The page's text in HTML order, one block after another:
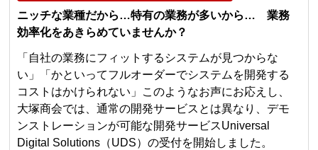
ニッチな業種だから…特有の業務が多いから… 業務
効率化をあきらめていませんか？
「自社の業務にフィットするシステムが見つからな
い」「かといってフルオーダーでシステムを開発する
コストはかけられない」このようなお声にお応えし、
大塚商会では、通常の開発サービスとは異なり、デモ
ンストレーションが可能な開発サービスUniversal
Digital Solutions（UDS）の受付を開始しました。